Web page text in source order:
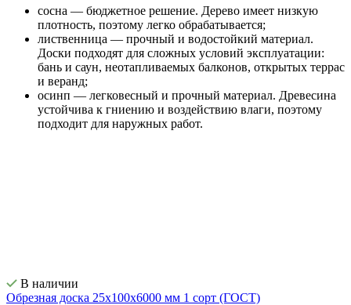
сосна — бюджетное решение. Дерево имеет низкую
плотность, поэтому легко обрабатывается;
лиственница — прочный и водостойкий материал.
Доски подходят для сложных условий эксплуатации:
бань и саун, неотапливаемых балконов, открытых террас
и веранд;
осинп — легковесный и прочный материал. Древесина
устойчива к гниению и воздействию влаги, поэтому
подходит для наружных работ.
В наличии
Обрезная доска 25х100х6000 мм 1 сорт (ГОСТ)